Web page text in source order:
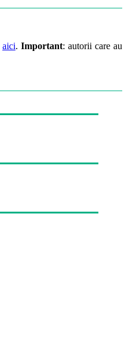
aici. Important: autorii care au